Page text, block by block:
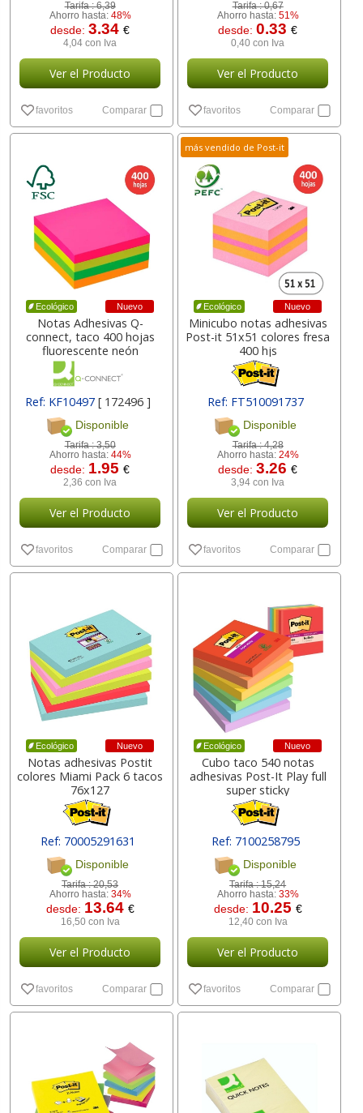
Tarifa :6,39
Ahorro hasta: 48%
desde:3.34€
4,04 con Iva
Ver el Producto
favoritos Comparar
Tarifa :0,67
Ahorro hasta: 51%
desde:0.33€
0,40 con Iva
Ver el Producto
favoritos Comparar
Ecológico Nuevo
Notas Adhesivas Q-
connect, taco 400 hojas
fluorescente neón
Ref: KF10497 [ 172496 ]
Disponible
Tarifa :3,50
Ahorro hasta: 44%
desde: 1.95€
2,36 con Iva
Ver el Producto
favoritos Comparar
más vendido de Post-it
Ecológico Nuevo
Minicubo notas adhesivas
Post-it 51x51 colores fresa
400 hjs
Ref: FT510091737
[ 39335 ]
Disponible
Tarifa :4,28
Ahorro hasta: 24%
desde:3.26€
3,94 con Iva
Ver el Producto
favoritos Comparar
Ecológico Nuevo
Notas adhesivas Postit
colores Miami Pack 6 tacos
76x127
Ref: 70005291631
[ 63072 ]
Disponible
Tarifa :20,53
Ahorro hasta: 34%
desde: 13.64 €
16,50 con Iva
Ver el Producto
favoritos Comparar
Ecológico Nuevo
Cubo taco 540 notas
adhesivas Post-It Play full
super sticky
Ref: 7100258795
[ 166187 ]
Disponible
Tarifa :15,24
Ahorro hasta: 33%
desde: 10.25 €
12,40 con Iva
Ver el Producto
favoritos Comparar